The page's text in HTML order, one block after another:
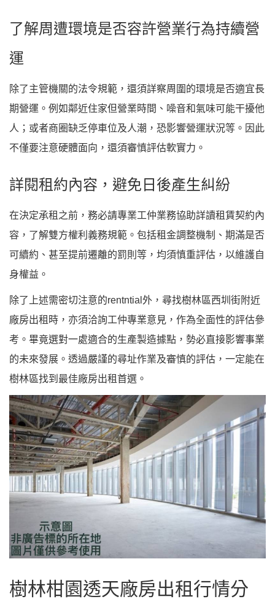
了解周遭環境是否容許營業行為持續營
運
除了主管機關的法令規範，還須詳察周圍的環境是否適宜長
期營運。例如鄰近住家但營業時間、噪音和氣味可能干擾他
人；或者商圈缺乏停車位及人潮，恐影響營運狀況等。因此
不僅要注意硬體面向，還須審慎評估軟實力。
詳閱租約內容，避免日後產生糾紛
在決定承租之前，務必請專業工仲業務協助詳讀租賃契約內
容，了解雙方權利義務規範。包括租金調整機制、期滿是否
可續約、甚至提前遷離的罰則等，均須慎重評估，以維護自
身權益。
除了上述需密切注意的rentntial外，尋找樹林區西圳街附近
廠房出租時，亦須洽詢工仲專業意見，作為全面性的評估參
考。畢竟選對一處適合的生產製造據點，勢必直接影響事業
的未來發展。透過嚴謹的尋址作業及審慎的評估，一定能在
樹林區找到最佳廠房出租首選。
樹林柑園透天廠房出租行情分